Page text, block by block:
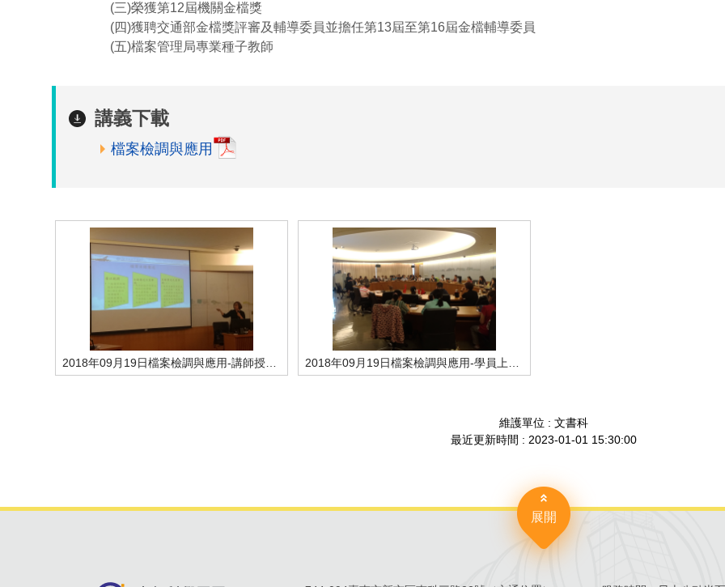
(三)榮獲第12屆機關金檔獎
(四)獲聘交通部金檔獎評審及輔導委員並擔任第13屆至第16屆金檔輔導委員
(五)檔案管理局專業種子教師
講義下載
檔案檢調與應用
維護單位 : 文書科
最近更新時間 : 2023-01-01 15:30:00
展開